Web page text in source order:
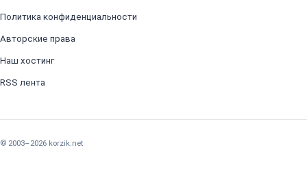
Политика конфиденциальности
Авторские права
Наш хостинг
RSS лента
© 2003–2026 korzik.net